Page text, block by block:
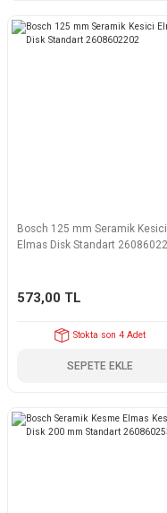
Bosch 125 mm Seramik Kesici
Elmas Disk Standart
573,00 TL
Stokta son 4 Adet
SEPETE EKLE